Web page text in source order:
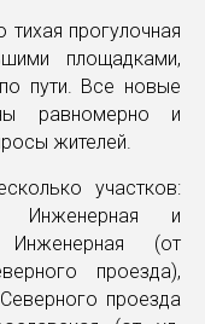
прогулочная
площадками,
пути. Все новые
равномерно и
жителей.
участков:
Инженерная и
(от
проезда),
проезда